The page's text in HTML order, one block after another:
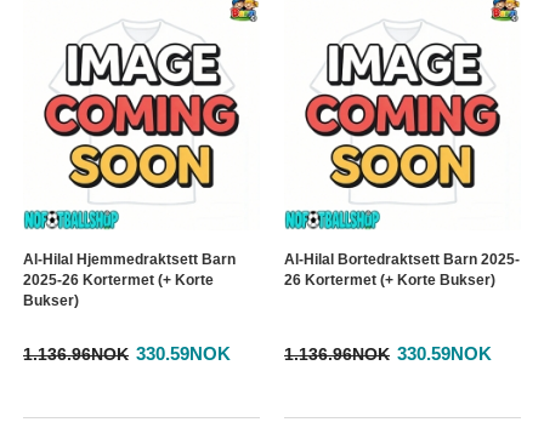
Al-Hilal Hjemmedraktsett Barn
2025-26 Kortermet (+ Korte
Bukser)
1.136.96NOK 330.59NOK
Al-Hilal Bortedraktsett Barn 2025-
26 Kortermet (+ Korte Bukser)
1.136.96NOK 330.59NOK